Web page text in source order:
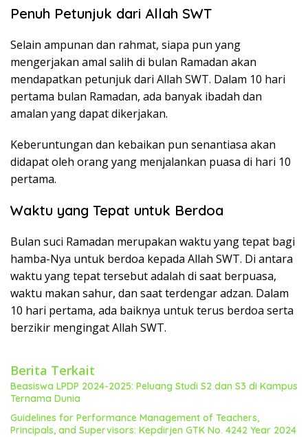
Penuh Petunjuk dari Allah SWT
Selain ampunan dan rahmat, siapa pun yang
mengerjakan amal salih di bulan Ramadan akan
mendapatkan petunjuk dari Allah SWT. Dalam 10 hari
pertama bulan Ramadan, ada banyak ibadah dan
amalan yang dapat dikerjakan.
Keberuntungan dan kebaikan pun senantiasa akan
didapat oleh orang yang menjalankan puasa di hari 10
pertama.
Waktu yang Tepat untuk Berdoa
Bulan suci Ramadan merupakan waktu yang tepat bagi
hamba-Nya untuk berdoa kepada Allah SWT. Di antara
waktu yang tepat tersebut adalah di saat berpuasa,
waktu makan sahur, dan saat terdengar adzan. Dalam
10 hari pertama, ada baiknya untuk terus berdoa serta
berzikir mengingat Allah SWT.
Berita Terkait
Beasiswa LPDP 2024-2025: Peluang Studi S2 dan S3 di Kampus
Ternama Dunia
Guidelines for Performance Management of Teachers,
Principals, and Supervisors: Kepdirjen GTK No. 4242 Year 2024